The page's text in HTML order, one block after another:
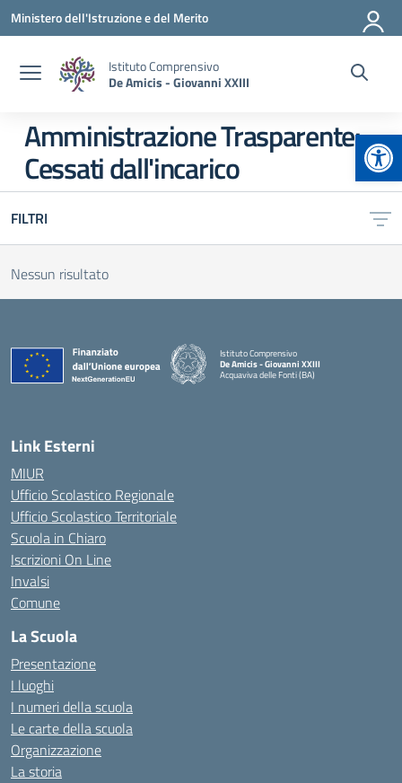
Vai ai contenuti
Vai al menu di navigazione
Vai al footer
Ministero dell'Istruzione e del Merito
Istituto Comprensivo
De Amicis - Giovanni XXIII
Amministrazione Trasparente:
Cessati dall'incarico
FILTRI
Nessun risultato
Istituto Comprensivo
De Amicis - Giovanni XXIII
Acquaviva delle Fonti (BA)
— Visita la pagina iniziale della scuola
Link Esterni
MIUR
Ufficio Scolastico Regionale
Ufficio Scolastico Territoriale
Scuola in Chiaro
Iscrizioni On Line
Invalsi
Comune
La Scuola
Presentazione
I luoghi
I numeri della scuola
Le carte della scuola
Organizzazione
La storia